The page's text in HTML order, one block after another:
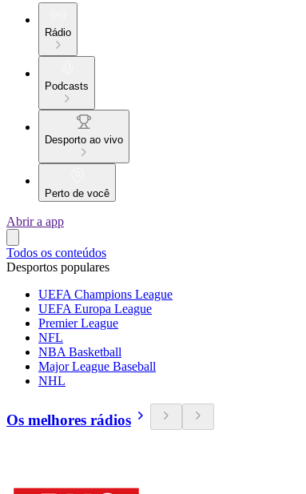
Rádio
Podcasts
Desporto ao vivo
Perto de você
Abrir a app
Todos os conteúdos
Desportos populares
UEFA Champions League
UEFA Europa League
Premier League
NFL
NBA Basketball
Major League Baseball
NHL
Os melhores rádios